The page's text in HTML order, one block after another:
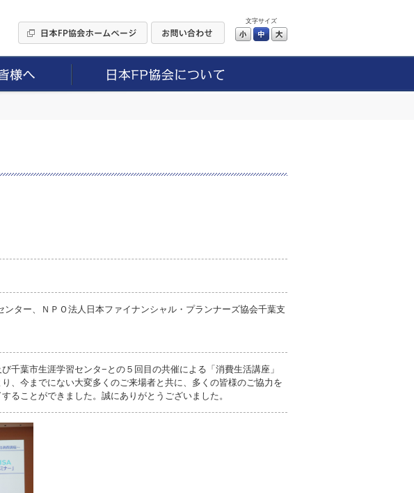
文字サイズ
小 中
ター、ＮＰＯ法人日本ファイナンシャル・プランナーズ協会千葉支
千葉市生涯学習センタ−との５回目の共催による「消費生活講座」
、今までにない大変多くのご来場者と共に、多くの皆様のご協力を
ることができました。誠にありがとうございました。